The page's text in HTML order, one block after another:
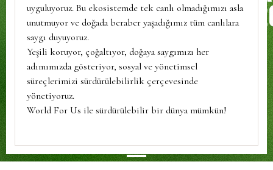
uyguluyoruz. Bu ekosistemde tek canlı olmadığımızı asla
unutmuyor ve doğada beraber yaşadığımız tüm canlılara
saygı duyuyoruz.
Yeşili koruyor, çoğaltıyor, doğaya saygımızı her
adımımızda gösteriyor, sosyal ve yönetimsel
süreçlerimizi sürdürülebilirlik çerçevesinde
yönetiyoruz.
World For Us ile sürdürülebilir bir dünya mümkün!